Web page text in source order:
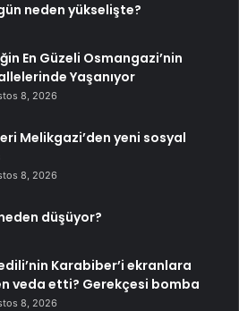
neden yükselişte?
En Güzeli Osmangazi’nin
Yaşanıyor
8, 2026
Melikgazi’den yeni sosyal
8, 2026
düşüyor?
Karabiber’i ekranlara
veda etti? Gerekçesi bomba
8, 2026